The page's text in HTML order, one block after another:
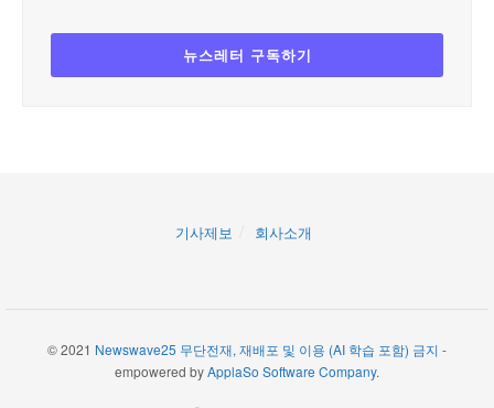
기사제보 회사소개
© 2021 Newswave25 무단전재, 재배포 및 이용 (AI 학습 포함) 금지 -
empowered byApplaSo Software Company.